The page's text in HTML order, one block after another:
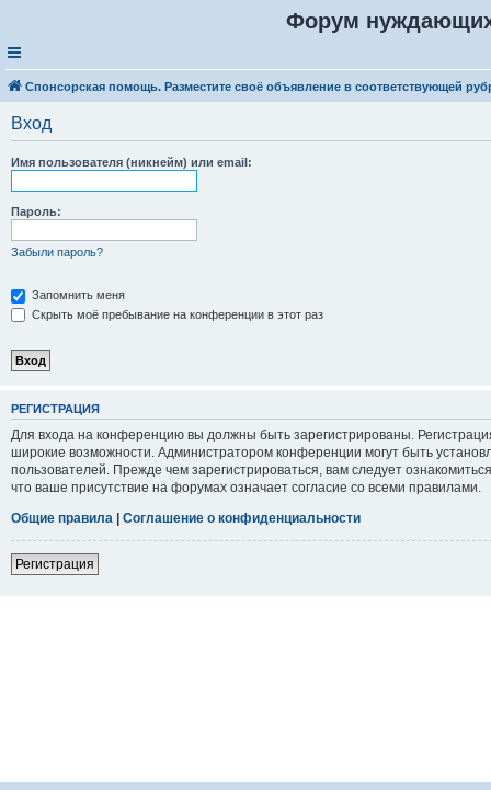
Форум
Спонсорская помощь. Разместите своё объявление в соответствующей
Вход
Имя пользователя (никнейм) или email:
Пароль:
Забыли пароль?
Запомнить меня
Скрыть моё пребывание на конференции в этот раз
РЕГИСТРАЦИЯ
Для входа на конференцию вы должны быть зарегистрированы.
широкие возможности. Администратором конференции могут быть
пользователей. Прежде чем зарегистрироваться, вам следует
что ваше присутствие на форумах означает согласие со всеми правилами.
Общие правила | Соглашение о конфиденциальности
Регистрация